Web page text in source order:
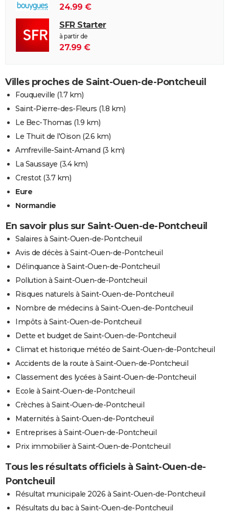
24.99 €
SFR Starter
à partir de
27.99 €
Villes proches de Saint-Ouen-de-Pontcheuil
Fouqueville (1.7 km)
Saint-Pierre-des-Fleurs (1.8 km)
Le Bec-Thomas (1.9 km)
Le Thuit de l'Oison (2.6 km)
Amfreville-Saint-Amand (3 km)
La Saussaye (3.4 km)
Crestot(3.7 km)
Eure
Normandie
En savoir plus sur Saint-Ouen-de-Pontcheuil
Salaires à Saint-Ouen-de-Pontcheuil
Avis de décès à Saint-Ouen-de-Pontcheuil
Délinquance à Saint-Ouen-de-Pontcheuil
Pollution à Saint-Ouen-de-Pontcheuil
Risques naturels à Saint-Ouen-de-Pontcheuil
Nombre de médecins à Saint-Ouen-de-Pontcheuil
Impôts à Saint-Ouen-de-Pontcheuil
Dette et budget de Saint-Ouen-de-Pontcheuil
Climat et historique météo de Saint-Ouen-de-Pontcheuil
Accidents de la route à Saint-Ouen-de-Pontcheuil
Classement des lycées à Saint-Ouen-de-Pontcheuil
Ecole à Saint-Ouen-de-Pontcheuil
Crèches à Saint-Ouen-de-Pontcheuil
Maternités à Saint-Ouen-de-Pontcheuil
Entreprises à Saint-Ouen-de-Pontcheuil
Prix immobilier à Saint-Ouen-de-Pontcheuil
Tous les résultats officiels à Saint-Ouen-de-
Pontcheuil
Résultat municipale 2026 à Saint-Ouen-de-Pontcheuil
Résultats du bac à Saint-Ouen-de-Pontcheuil